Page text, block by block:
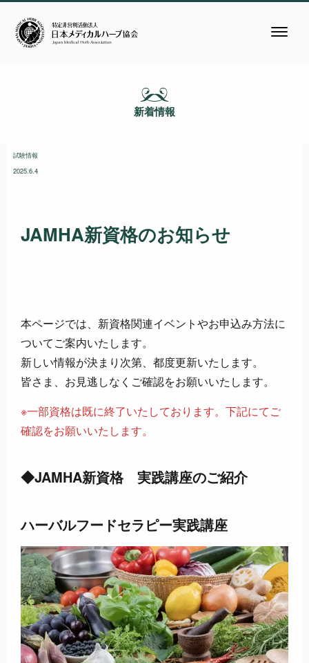
新着情報
試験情報
2025.6.4
JAMHA新資格のお知らせ
本ページでは、新資格関連イベントやお申込み方法に
ついてご案内いたします。
新しい情報が決まり次第、都度更新いたします。
皆さま、お見逃しなくご確認をお願いいたします。
※一部資格は既に終了いたしております。下記にてご
確認をお願いいたします。
◆JAMHA新資格 実践講座のご紹介
ハーバルフードセラピー実践講座